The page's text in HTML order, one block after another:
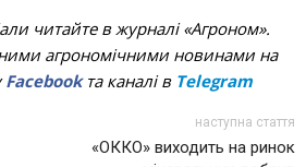
читайте в журналі «Агроном».
агрономічними новинами на
Facebookта каналі в Telegram
наступна стаття
«ОККО» виходить на ринок